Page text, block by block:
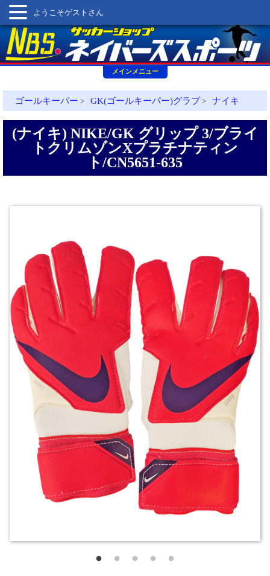
メインメニュー
ようこそゲストさん
ゴールキーパー > GK(ゴールキーパー)グラブ > ナイキ
(ナイキ) NIKE/GK グリップ 3/ブライ
トクリムゾンXプラチナティン
ト/CN5651-635